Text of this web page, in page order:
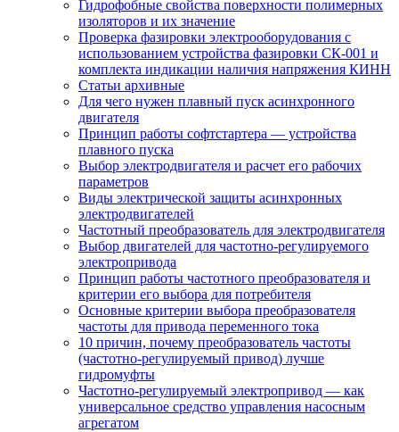
Гидрофобные свойства поверхности поли мерных
изоляторов и их значение
Проверка фазировки электрооборудования с
использованием устройства фазировки СК-001 и
комплекта индикации наличия напряжения КИНН
Статьи архивные
Для чего нужен плавный пуск асинхронного
двигателя
Принцип работы софтстартера — устройства
плавного пуска
Выбор электродвигателя и расчет его рабочих
параметров
Виды электрической защиты асинхронных
электродвигателей
Частотный преобразователь для электродвигателя
Выбор двигателей для частотно-регулируемого
электропривода
Принцип работы частотного преобразователя и
критерии его выбора для потребителя
Основные критерии выбора преобразователя
частоты для привода переменного тока
10 причин, почему преобразователь частоты
(частотно-регулируемый привод) лучше
гидромуфты
Частотно-регулируемый электропривод — как
универсальное средство управления насосным
агрегатом